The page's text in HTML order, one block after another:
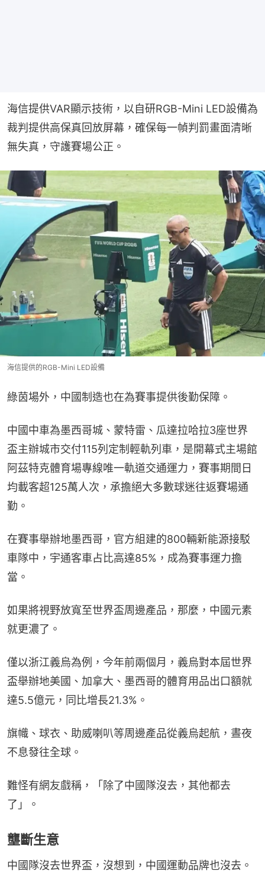
海信提供VAR顯示技術，以自研RGB-Mini LED設備為
裁判提供高保真回放屏幕，確保每一幀判罰畫面清晰
無失真，守護賽場公正。
海信提供的RGB-Mini LED設備
綠茵場外，中國制造也在為賽事提供後勤保障。
中國中車為墨西哥城、蒙特雷、瓜達拉哈拉3座世界
盃主辦城市交付115列定制輕軌列車，是開幕式主場館
阿茲特克體育場專線唯一軌道交通運力，賽事期間日
均載客超125萬人次，承擔絕大多數球迷往返賽場通
勤。
在賽事舉辦地墨西哥，官方組建的800輛新能源接駁
車隊中，宇通客車占比高達85%，成為賽事運力擔
當。
如果將視野放寬至世界盃周邊產品，那麼，中國元素
就更濃了。
僅以浙江義烏為例，今年前兩個月，義烏對本屆世界
盃舉辦地美國、加拿大、墨西哥的體育用品出口額就
達5.5億元，同比增長21.3%。
旗幟、球衣、助威喇叭等周邊產品從義烏起航，晝夜
不息發往全球。
難怪有網友戲稱，「除了中國隊沒去，其他都去
了」。
壟斷生意
中國隊沒去世界盃，沒想到，中國運動品牌也沒去。